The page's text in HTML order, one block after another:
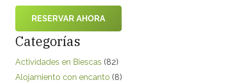
RESERVAR AHORA
Categorías
Actividades en Biescas (82)
Alojamiento con encanto (8)